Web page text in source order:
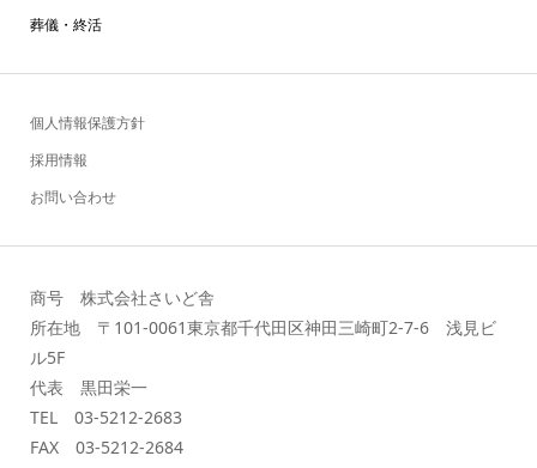
葬儀・終活
個人情報保護方針
採用情報
お問い合わせ
商号 株式会社さいど舎
所在地 〒101-0061東京都千代田区神田三崎町2-7-6 浅見ビ
ル5F
代表 黒田栄一
TEL 03-5212-2683
FAX 03-5212-2684